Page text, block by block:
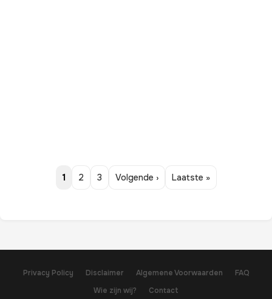
1 2 3 Volgende › Laatste »
Privacy Policy Disclaimer Algemene Voorwaarden
FAQ
Wie zijn wij?
Contact